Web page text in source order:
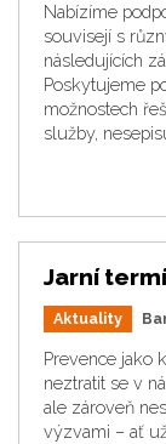
Nabízíme
souvisejí s
následujících
Poskytujeme
možnostech
služby,
Jarní
Aktuality
Prevence jako
neztratit se v
ale zároveň
výzvami – ať